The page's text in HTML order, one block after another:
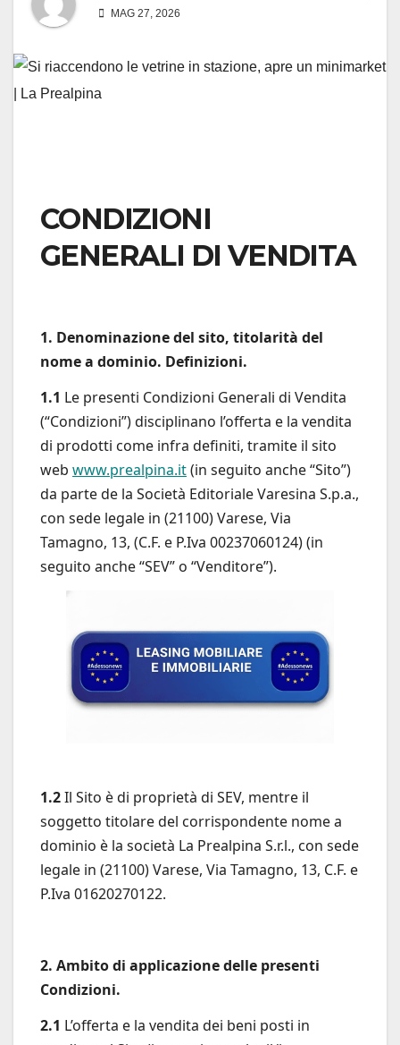
MAG 27, 2026
CONDIZIONI
GENERALI DI VENDITA
1. Denominazione del sito, titolarità del
nome a dominio. Definizioni.
1.1 Le presenti Condizioni Generali di Vendita
(“Condizioni”) disciplinano l’offerta e la vendita
di prodotti come infra definiti, tramite il sito
web www.prealpina.it(in seguito anche “Sito”)
da parte de la Società Editoriale Varesina S.p.a.,
con sede legale in (21100) Varese, Via
Tamagno, 13, (C.F. e P.Iva 00237060124) (in
seguito anche “SEV” o “Venditore”).
1.2Il Sito è di proprietà di SEV, mentre il
soggetto titolare del corrispondente nome a
dominio è la società La Prealpina S.r.l., con sede
legale in (21100) Varese, Via Tamagno, 13, C.F. e
P.Iva 01620270122.
2. Ambito di applicazione delle presenti
Condizioni.
2.1 L’offerta e la vendita dei beni posti in